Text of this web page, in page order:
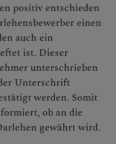
positiv entschieden
einen
auch ein
ist. Dieser
unterschrieben
Unterschrift
werden. Somit
ob an die
gewährt wird.